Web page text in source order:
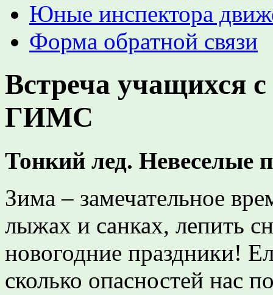
Юные инспектора
Форма обратной связи
Встреча учащихся
ГИМС
Тонкий лед. Невеселые
Зима – замечательное
лыжах и санках, лепить
новогодние праздники!
сколько опасностей нас